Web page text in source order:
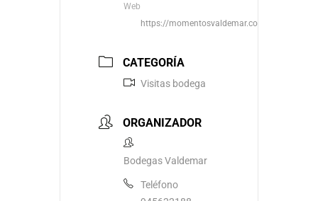
Web
https://momentosvaldemar.com/
CATEGORÍA
Visitas bodega
ORGANIZADOR
Bodegas Valdemar
Teléfono